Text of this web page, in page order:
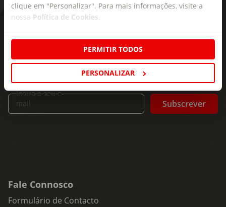
clique em "Personalizar". Para mais informações, visite a
nossa Política de Cookies
PERMITIR TODOS
PERSONALIZAR
seu e-mail!
Subscreva e descubra campanhas exclusivas,
ofertas e novidades para si.
Insira o seu e-
mail
Subscrever
Fale Connosco
Formulário de Contacto